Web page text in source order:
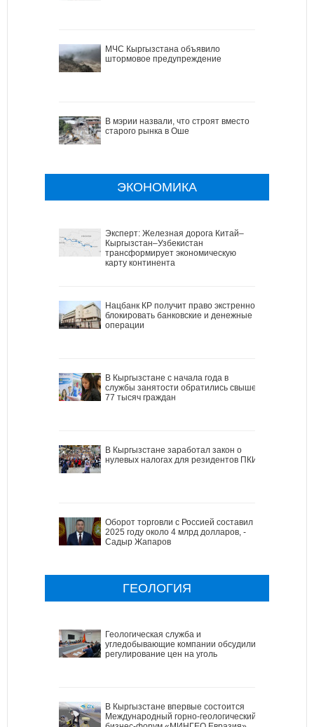
МЧС Кыргызстана объявило
штормовое предупреждение
В мэрии назвали, что строят вместо
старого рынка в Оше
ЭКОНОМИКА
Эксперт: Железная дорога Китай–
Кыргызстан–Узбекистан
трансформирует экономическую
карту континента
Нацбанк КР получит право экстренно
блокировать банковские и денежные
операции
В Кыргызстане с начала года в
службы занятости обратились свыше
77 тысяч граждан
В Кыргызстане заработал закон о
нулевых налогах для резидентов ПКИ
Оборот торговли с Россией составил в
2025 году около 4 млрд долларов, -
Садыр Жапаров
ГЕОЛОГИЯ
Геологическая служба и
угледобывающие компании обсудили
регулирование цен на уголь
В Кыргызстане впервые состоится
Международный горно-геологический